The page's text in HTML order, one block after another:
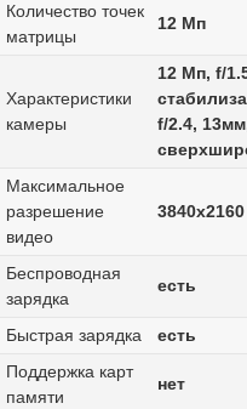
Количество точек
матрицы
12 Мп
Характеристики
камеры
12 Мп, f/
f/2.4,
Максимальное
разрешение
видео
Беспроводная
зарядка
есть
Быстрая зарядка
есть
Поддержка карт
памяти
нет